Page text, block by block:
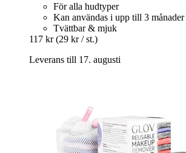
För alla hudtyper
Kan användas i upp till 3 månader
Tvättbar & mjuk
117 kr (29 kr / st.)
Leverans till 17. augusti